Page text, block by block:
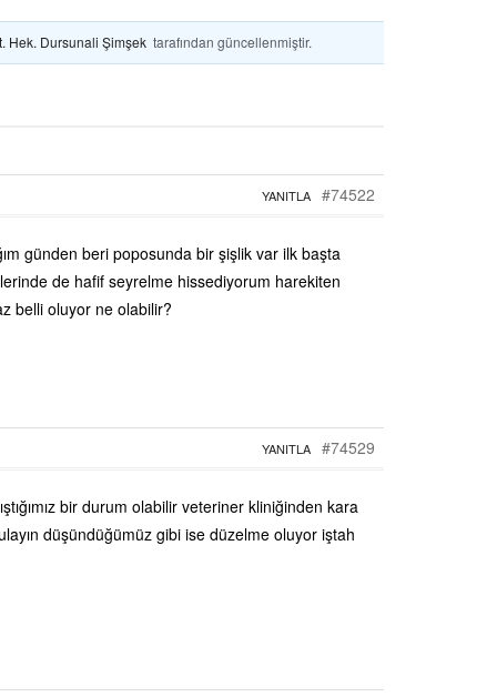
Hek. Dursunali Şimşek tarafından güncellenmiştir.
#74522
YANITLA
günden beri poposunda bir şişlik var ilk başta
de hafif seyrelme hissediyorum harekiten
belli oluyor ne olabilir?
#74529
YANITLA
bir durum olabilir veteriner kliniğinden kara
düşündüğümüz gibi ise düzelme oluyor iştah